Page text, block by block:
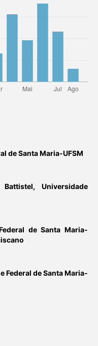
de Santa Maria-UFSM
Battistel,Universidade
de Santa Maria-
Federal de Santa Maria-